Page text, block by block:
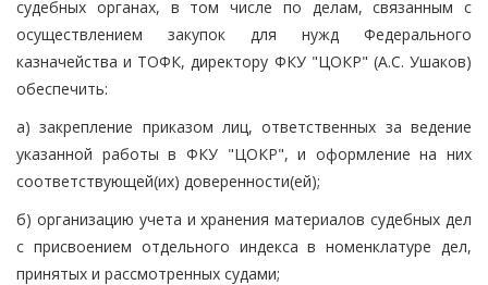
судебных органах, в том числе по делам, связанным с
осуществлением закупок для нужд Федерального
казначейства и ТОФК, директору ФКУ "ЦОКР" (А.С. Ушаков)
обеспечить:
а) закрепление приказом лиц, ответственных за ведение
указанной работы в ФКУ "ЦОКР", и оформление на них
соответствующей(их) доверенности(ей);
б) организацию учета и хранения материалов судебных дел
с присвоением отдельного индекса в номенклатуре дел,
принятых и рассмотренных судами;